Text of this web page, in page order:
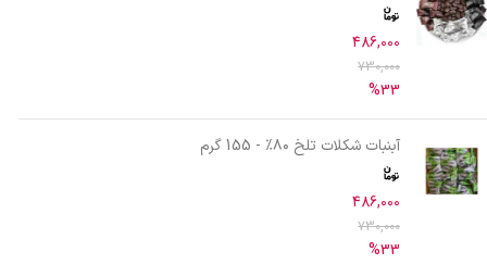
486,000
730,000
%33
آبنبات شکلات تلخ ۸۰٪ - 155 گرم
486,000
730,000
%33